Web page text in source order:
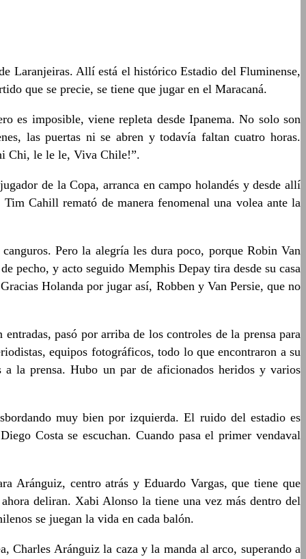
Laranjeiras. Allí está el histórico Estadio del Fluminense,
que se precie, se tiene que jugar en el Maracaná.
es imposible, viene repleta desde Ipanema. No solo son
las puertas ni se abren y todavía faltan cuatro horas.
Chi, le le le, Viva Chile!”.
de la Copa, arranca en campo holandés y desde allí
Cahill remató de manera fenomenal una volea ante la
Pero la alegría les dura poco, porque Robin Van
pecho, y acto seguido Memphis Depay tira desde su casa
Holanda por jugar así, Robben y Van Persie, que no
pasó por arriba de los controles de la prensa para
equipos fotográficos, todo lo que encontraron a su
a la prensa. Hubo un par de aficionados heridos y varios
muy bien por izquierda. El ruido del estadio es
Costa se escuchan. Cuando pasa el primer vendaval
Aránguiz, centro atrás y Eduardo Vargas, que tiene que
deliran. Xabi Alonso la tiene una vez más dentro del
se juegan la vida en cada balón.
Charles Aránguiz la caza y la manda al arco, superando a